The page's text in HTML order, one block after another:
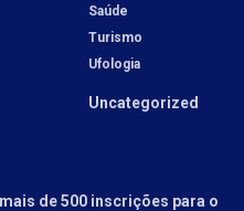
Saúde
Turismo
Ufologia
Uncategorized
de 500 inscrições para o